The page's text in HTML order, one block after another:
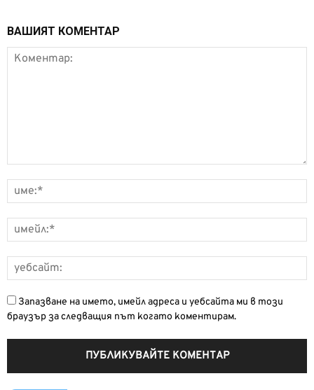
ВАШИЯТ КОМЕНТАР
Запазване на името, имейл адреса и уебсайта ми в този
браузър за следващия път когато коментирам.